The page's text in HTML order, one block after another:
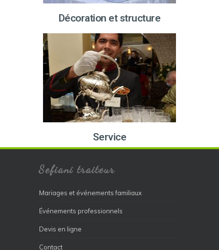
Décoration et structure
Service
Sefiani traiteur
Mariages et événements familiaux
Événements professionnels
Devis en ligne
Contact